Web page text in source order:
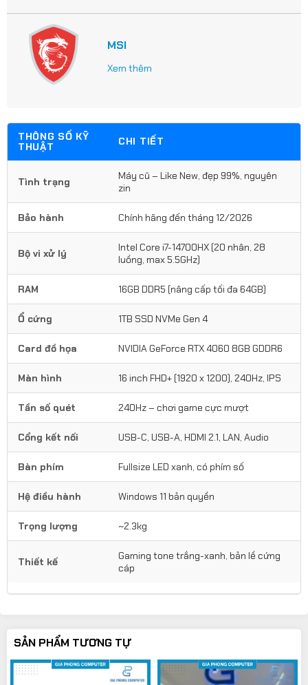
MSI
Xem thêm
THÔNG SỐ KỸ
THUẬT
CHI TIẾT
Tình trạng
Máy cũ – Like New, đẹp 99%, nguyên
zin
Bảo hành Chính hãng đến tháng 12/2026
Bộ vi xử lý
Intel Core i7-14700HX (20 nhân, 28
luồng, max 5.5GHz)
RAM 16GB DDR5 (nâng cấp tối đa 64GB)
Ổ cứng 1TB SSD NVMe Gen 4
Card đồ họa NVIDIA GeForce RTX 4060 8GB GDDR6
Màn hình 16 inch FHD+ (1920 x 1200), 240Hz, IPS
Tần số quét 240Hz – chơi game cực mượt
Cổng kết nối USB-C, USB-A, HDMI 2.1, LAN, Audio
Bàn phím Fullsize LED xanh, có phím số
Hệ điều hành Windows 11 bản quyền
Trọng lượng ~2.3kg
Thiết kế
Gaming tone trắng-xanh, bản lề cứng
cáp
SẢN PHẨM TƯƠNG TỰ